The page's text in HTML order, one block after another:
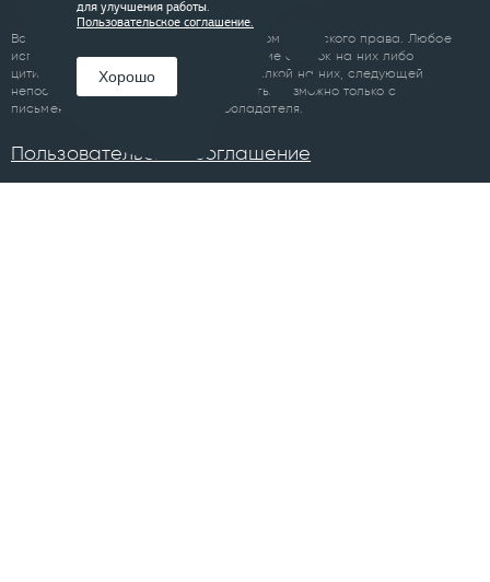
Все материалы сайта являются объектом авторского права. Любое
использование материалов сайта, кроме ссылок на них либо
цитирование с обязательной гиперссылкой на них, следующей
непосредственно до либо после цитаты, возможно только с
письменного разрешения правообладателя.
Пользовательское соглашение
для улучшения работы.
Пользовательское соглашение.
Хорошо